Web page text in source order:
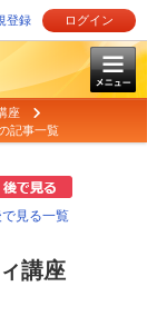
登録 ログイン
座
記事一覧
見る一覧
ィ講座